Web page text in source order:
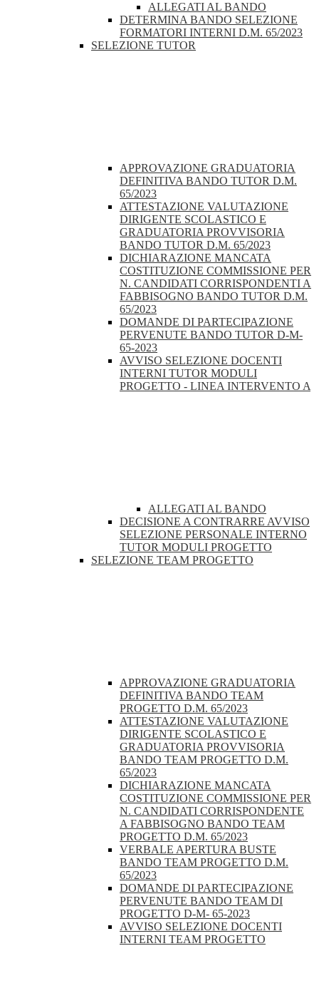
ALLEGATI AL BANDO
DETERMINA BANDO SELEZIONE
FORMATORI INTERNI D.M. 65/2023
SELEZIONE TUTOR
APPROVAZIONE GRADUATORIA
DEFINITIVA BANDO TUTOR D.M.
65/2023
ATTESTAZIONE VALUTAZIONE
DIRIGENTE SCOLASTICO E
GRADUATORIA PROVVISORIA
BANDO TUTOR D.M. 65/2023
DICHIARAZIONE MANCATA
COSTITUZIONE COMMISSIONE PER
N. CANDIDATI CORRISPONDENTI A
FABBISOGNO BANDO TUTOR D.M.
65/2023
DOMANDE DI PARTECIPAZIONE
PERVENUTE BANDO TUTOR D-M-
65-2023
AVVISO SELEZIONE DOCENTI
INTERNI TUTOR MODULI
PROGETTO - LINEA INTERVENTO A
ALLEGATI AL BANDO
DECISIONE A CONTRARRE AVVISO
SELEZIONE PERSONALE INTERNO
TUTOR MODULI PROGETTO
SELEZIONE TEAM PROGETTO
APPROVAZIONE GRADUATORIA
DEFINITIVA BANDO TEAM
PROGETTO D.M. 65/2023
ATTESTAZIONE VALUTAZIONE
DIRIGENTE SCOLASTICO E
GRADUATORIA PROVVISORIA
BANDO TEAM PROGETTO D.M.
65/2023
DICHIARAZIONE MANCATA
COSTITUZIONE COMMISSIONE PER
N. CANDIDATI CORRISPONDENTE
A FABBISOGNO BANDO TEAM
PROGETTO D.M. 65/2023
VERBALE APERTURA BUSTE
BANDO TEAM PROGETTO D.M.
65/2023
DOMANDE DI PARTECIPAZIONE
PERVENUTE BANDO TEAM DI
PROGETTO D-M- 65-2023
AVVISO SELEZIONE DOCENTI
INTERNI TEAM PROGETTO